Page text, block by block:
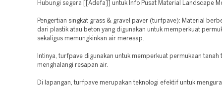
Hubungi segera [[Adefa]] untuk Info Pusat Material Landscape
Pengertian singkat grass & gravel paver (turfpave): Material
dari plastik atau beton yang digunakan untuk memperkuat
sekaligus memungkinkan air meresap.
Intinya, turfpave digunakan untuk memperkuat permukaan tanah
menghalangi resapan air.
Di lapangan, turfpave merupakan teknologi efektif untuk